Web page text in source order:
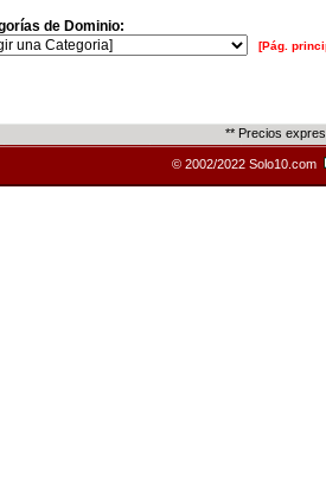
de Dominio:
[Pág.
** Precios
© 2002/2022 Solo10.com